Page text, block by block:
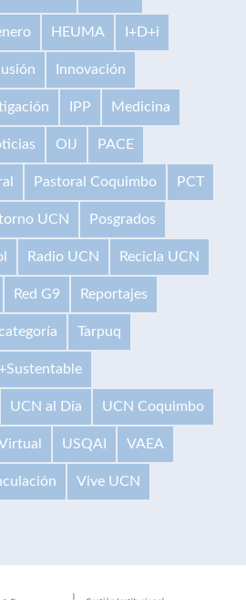
HEUMA I+D+i
Innovación
IPP Medicina
OIJ PACE
Pastoral Coquimbo PCT
UCN Posgrados
Radio UCN Recicla UCN
Red G9 Reportajes
Tarpuq
UCN al Día UCN Coquimbo
USQAI VAEA
Vive UCN